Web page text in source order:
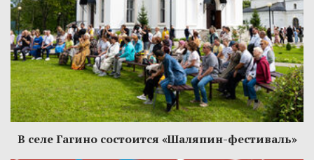
В селе Гагино состоится «Шаляпин-фестиваль»